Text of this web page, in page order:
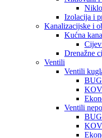
Izolacija i
Kanalizacijske i
Kućna
Drenažne
Ventili
Ventili
Ventili